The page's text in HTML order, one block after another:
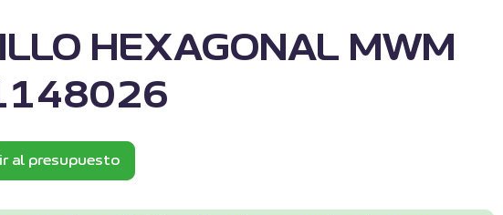
HEXAGONAL MWM
al presupuesto